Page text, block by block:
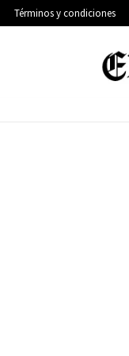
Términos y condiciones